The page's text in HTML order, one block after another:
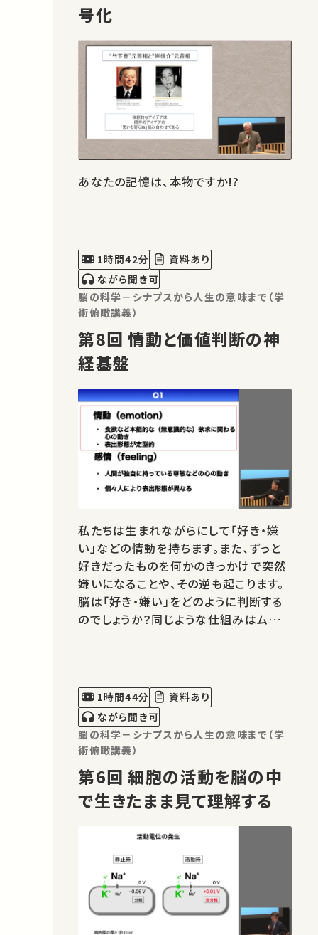
号化
あなたの記憶は、本物ですか!?
1時間42分
資料あり
ながら聞き可
脳の科学－シナプスから人生の意味まで（学
術俯瞰講義）
第8回 情動と価値判断の神
経基盤
私たちは生まれながらにして「好き・嫌
い」などの情動を持ちます。また、ずっと
好きだったものを何かのきっかけで突然
嫌いになることや、その逆も起こります。
脳は「好き・嫌い」をどのように判断する
のでしょうか？同じような仕組みはムシの
1時間44分
資料あり
ながら聞き可
脳の科学－シナプスから人生の意味まで（学
術俯瞰講義）
第6回 細胞の活動を脳の中
で生きたまま見て理解する